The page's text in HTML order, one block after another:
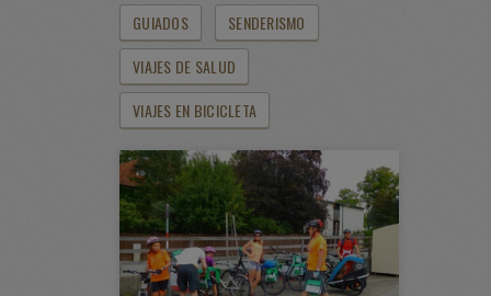
GUIADOS
SENDERISMO
VIAJES DE SALUD
VIAJES EN BICICLETA